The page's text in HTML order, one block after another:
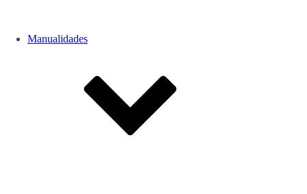
Manualidades